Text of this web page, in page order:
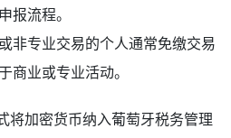
报流程。
非专业交易的个人通常免缴交易
商业或专业活动。
将加密货币纳入葡萄牙税务管理